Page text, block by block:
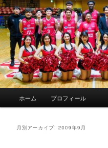
ホーム プロフィール
月別アーカイブ:2009年9月